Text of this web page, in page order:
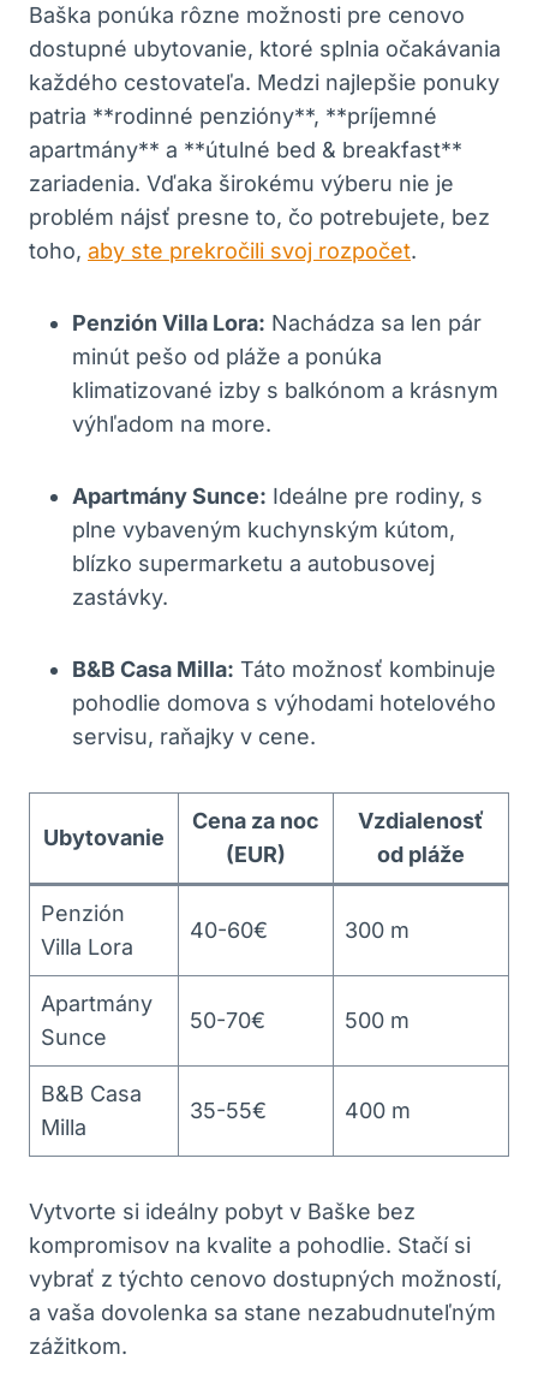
Baška ponúka rôzne možnosti pre cenovo
dostupné ubytovanie, ktoré splnia očakávania
každého cestovateľa. Medzi najlepšie ponuky
patria **rodinné penzióny**, **príjemné
apartmány** a **útulné bed & breakfast**
zariadenia. Vďaka širokému výberu nie je
problém nájsť presne to, čo potrebujete, bez
toho, aby ste prekročili svoj rozpočet.
Penzión Villa Lora: Nachádza sa len pár
minút pešo od pláže a ponúka
klimatizované izby s balkónom a krásnym
výhľadom na more.
Apartmány Sunce: Ideálne pre rodiny, s
plne vybaveným kuchynským kútom,
blízko supermarketu a autobusovej
zastávky.
B&B Casa Milla: Táto možnosť kombinuje
pohodlie domova s výhodami hotelového
servisu, raňajky v cene.
Ubytovanie
Cena za noc
(EUR)
Vzdialenosť
od pláže
Penzión
Villa Lora
40-60€ 300 m
Apartmány
Sunce
50-70€ 500 m
B&B Casa
Milla
35-55€ 400 m
Vytvorte si ideálny pobyt v Baške bez
kompromisov na kvalite a pohodlie. Stačí si
vybrať z týchto cenovo dostupných možností,
a vaša dovolenka sa stane nezabudnuteľným
zážitkom.